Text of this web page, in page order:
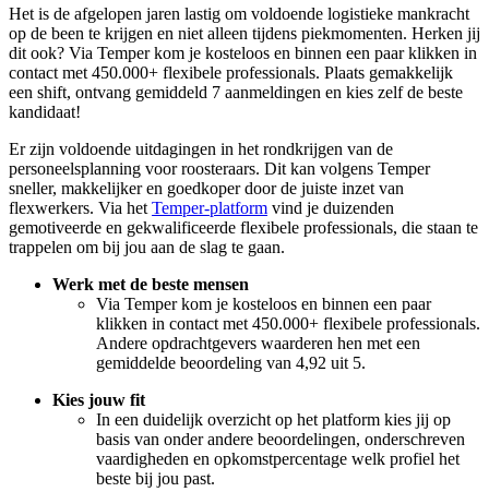
Het is de afgelopen jaren lastig om voldoende logistieke mankracht
op de been te krijgen en niet alleen tijdens piekmomenten. Herken jij
dit ook? Via Temper kom je kosteloos en binnen een paar klikken in
contact met 450.000+ flexibele professionals. Plaats gemakkelijk
een shift, ontvang gemiddeld 7 aanmeldingen en kies zelf de beste
kandidaat!
Er zijn voldoende uitdagingen in het rondkrijgen van de
personeelsplanning voor roosteraars. Dit kan volgens Temper
sneller, makkelijker en goedkoper door de juiste inzet van
flexwerkers. Via het Temper-platform vind je duizenden
gemotiveerde en gekwalificeerde flexibele professionals, die staan te
trappelen om bij jou aan de slag te gaan.
Werk met de beste mensen
Via Temper kom je kosteloos en binnen een paar
klikken in contact met 450.000+ flexibele professionals.
Andere opdrachtgevers waarderen hen met een
gemiddelde beoordeling van 4,92 uit 5.
Kies jouw fit
In een duidelijk overzicht op het platform kies jij op
basis van onder andere beoordelingen, onderschreven
vaardigheden en opkomstpercentage welk profiel het
beste bij jou past.